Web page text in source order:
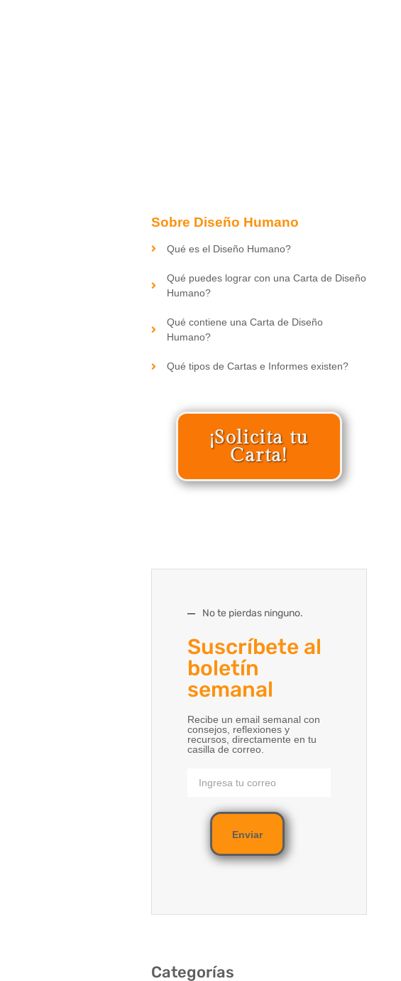
Sobre Diseño Humano
Qué es el Diseño Humano?
Qué puedes lograr con una Carta de Diseño
Humano?
Qué contiene una Carta de Diseño
Humano?
Qué tipos de Cartas e Informes existen?
¡Solicita tu
Carta!
No te pierdas ninguno.
Suscríbete al
boletín
semanal
Recibe un email semanal con
consejos, reflexiones y
recursos, directamente en tu
casilla de correo.
Enviar
Categorías